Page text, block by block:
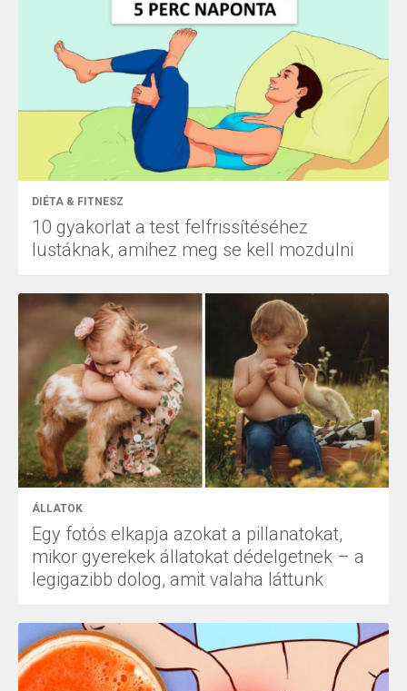
DIÉTA & FITNESZ
10 gyakorlat a test felfrissítéséhez
lustáknak, amihez meg se kell mozdulni
ÁLLATOK
Egy fotós elkapja azokat a pillanatokat,
mikor gyerekek állatokat dédelgetnek – a
legigazibb dolog, amit valaha láttunk